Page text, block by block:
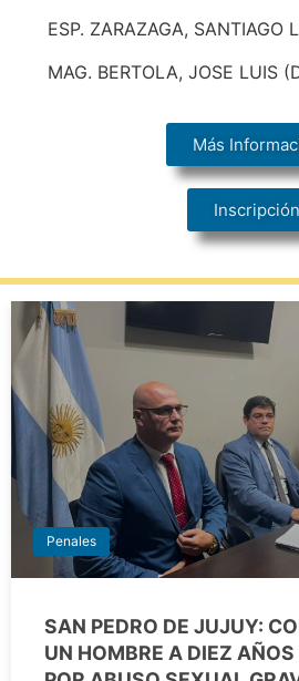
ESP. ZARAZAGA, SANTIAGO
MAG. BERTOLA, JOSE LUIS
Más
Inscripción
Penales
SAN PEDRO DE JUJUY:
UN HOMBRE A DIEZ AÑOS